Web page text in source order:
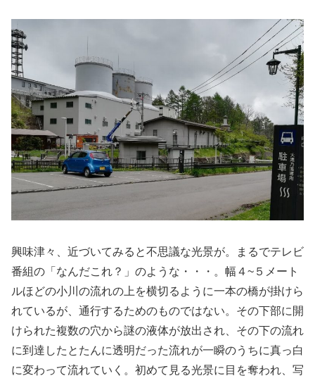
興味津々、近づいてみると不思議な光景が。まるでテレビ
番組の「なんだこれ？」のような・・・。幅４~５メート
ルほどの小川の流れの上を横切るように一本の橋が掛けら
れているが、通行するためのものではない。その下部に開
けられた複数の穴から謎の液体が放出され、その下の流れ
に到達したとたんに透明だった流れが一瞬のうちに真っ白
に変わって流れていく。初めて見る光景に目を奪われ、写